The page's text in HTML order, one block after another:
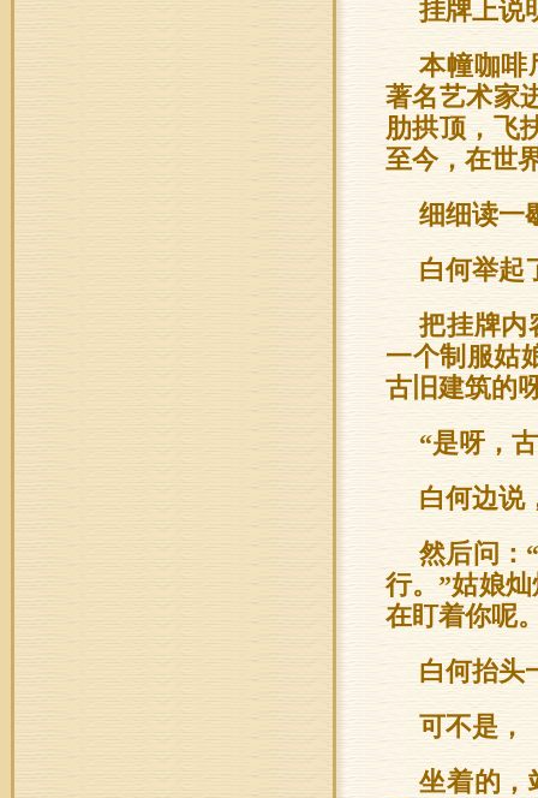
挂牌上说
本幢咖啡
著名艺术家
肋拱顶，飞
至今，在世
细细读一
白何举起
把挂牌内
一个制服姑
古旧建筑的
“是呀，
白何边说
然后问：
行。”姑娘
在盯着你呢
白何抬头
可不是，
坐着的，